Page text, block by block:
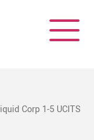
Corp 1-5 UCITS